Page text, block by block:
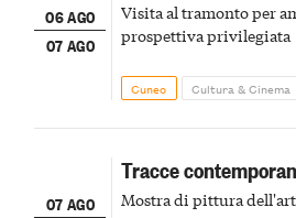
06 AGO
07 AGO
Visita al tramonto per
prospettiva privilegiata
Cuneo Cultura & Cinema
07 AGO
Tracce
Mostra di pittura